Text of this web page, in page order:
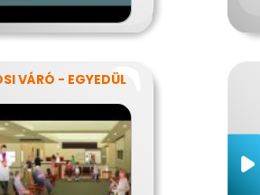
VÁRÓ - EGYEDÜL